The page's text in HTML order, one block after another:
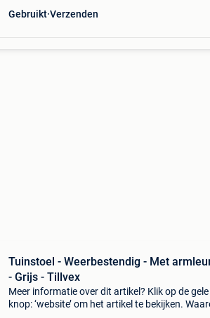
Gebruikt Verzenden
Tuinstoel - Weerbestendig - Met
- Grijs - Tillvex
Meer informatie over dit artikel? Klik op de gele
knop: ‘website’ om het artikel te bekijken.